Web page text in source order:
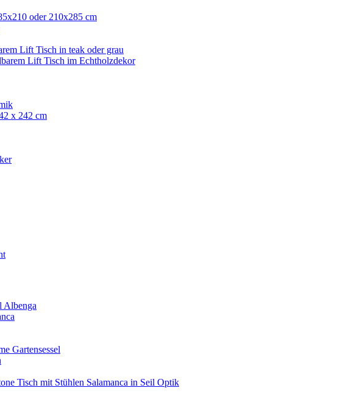
oder 210x285 cm
Lift Tisch in teak oder grau
Lift Tisch im Echtholzdekor
x 242 cm
Albenga
Gartensessel
Tisch mit Stühlen Salamanca in Seil Optik